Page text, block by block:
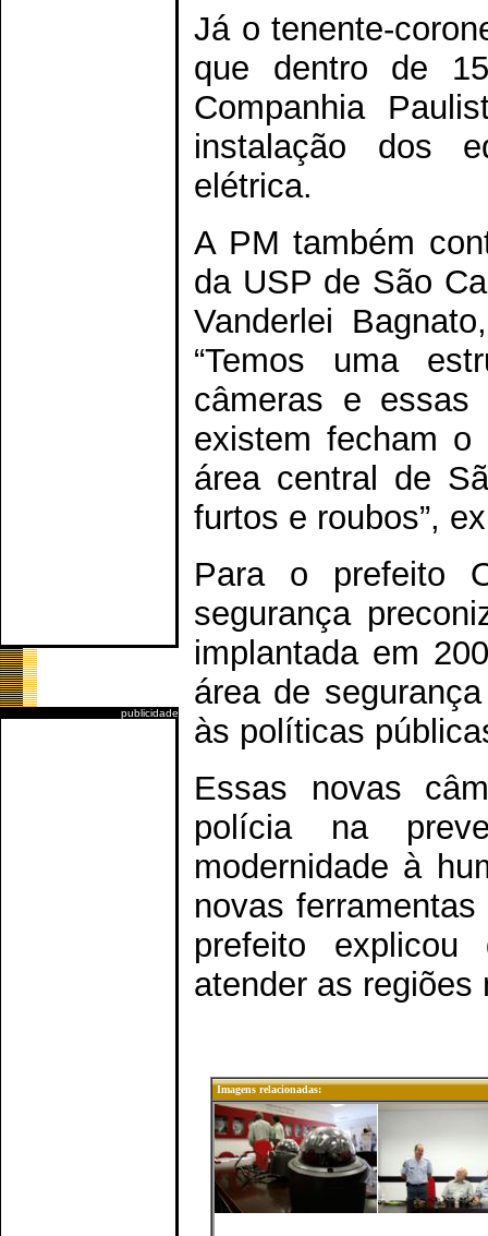
publicidade
Já o tenente-
que dentro de
Companhia
instalação dos
elétrica.
A PM também
da USP de São
Vanderlei
“Temos uma
câmeras e
existem fecham
área central de
furtos e roubos”,
Para o prefeito
segurança
implantada em
área de
às políticas
Essas novas
polícia na
modernidade à
novas
prefeito
atender as
Imagens relacionadas: